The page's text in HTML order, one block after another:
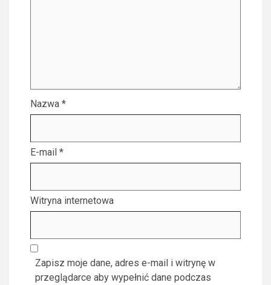
Nazwa *
E-mail *
Witryna internetowa
Zapisz moje dane, adres e-mail i witrynę w
przeglądarce aby wypełnić dane podczas